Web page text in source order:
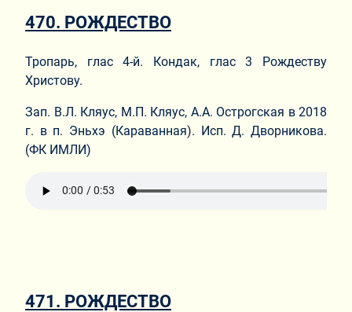
470. РОЖДЕСТВО
Тропарь, глас 4-й. Кондак, глас 3 Рождеству
Христову.
Зап. В.Л. Кляус, М.П. Кляус, А.А. Острогская в 2018
г. в п. Эньхэ (Караванная). Исп. Д. Дворникова.
(ФК ИМЛИ)
471. РОЖДЕСТВО